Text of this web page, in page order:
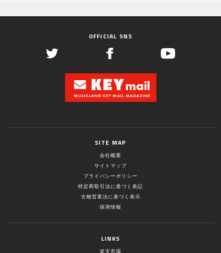
OFFICIAL SNS
SITE MAP
会社概要
サイトマップ
プライバシーポリシー
特定商取引法に基づく表記
古物営業法に基づく表示
採用情報
LINKS
楽天市場